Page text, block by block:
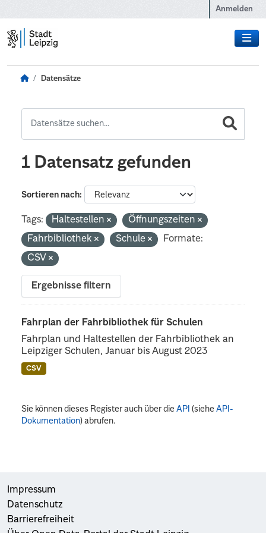
Anmelden
Datensätze
1 Datensatz gefunden
Sortieren nach
Tags: Haltestellen
Öffnungszeiten
Fahrbibliothek
Schule
Formate:
CSV
Ergebnisse filtern
Fahrplan der Fahrbibliothek für Schulen
Fahrplan und Haltestellen der Fahrbibliothek an
Leipziger Schulen, Januar bis August 2023
CSV
Sie können dieses Register auch über dieAPI (sieheAPI-
Dokumentation) abrufen.
Impressum
Datenschutz
Barrierefreiheit